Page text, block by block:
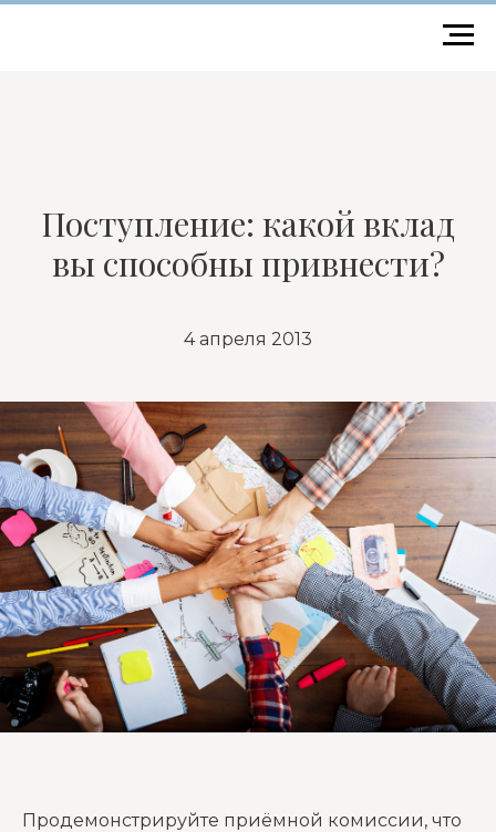
Поступление: какой вклад
вы способны привнести?
4 апреля 2013
Продемонстрируйте приёмной комиссии, что